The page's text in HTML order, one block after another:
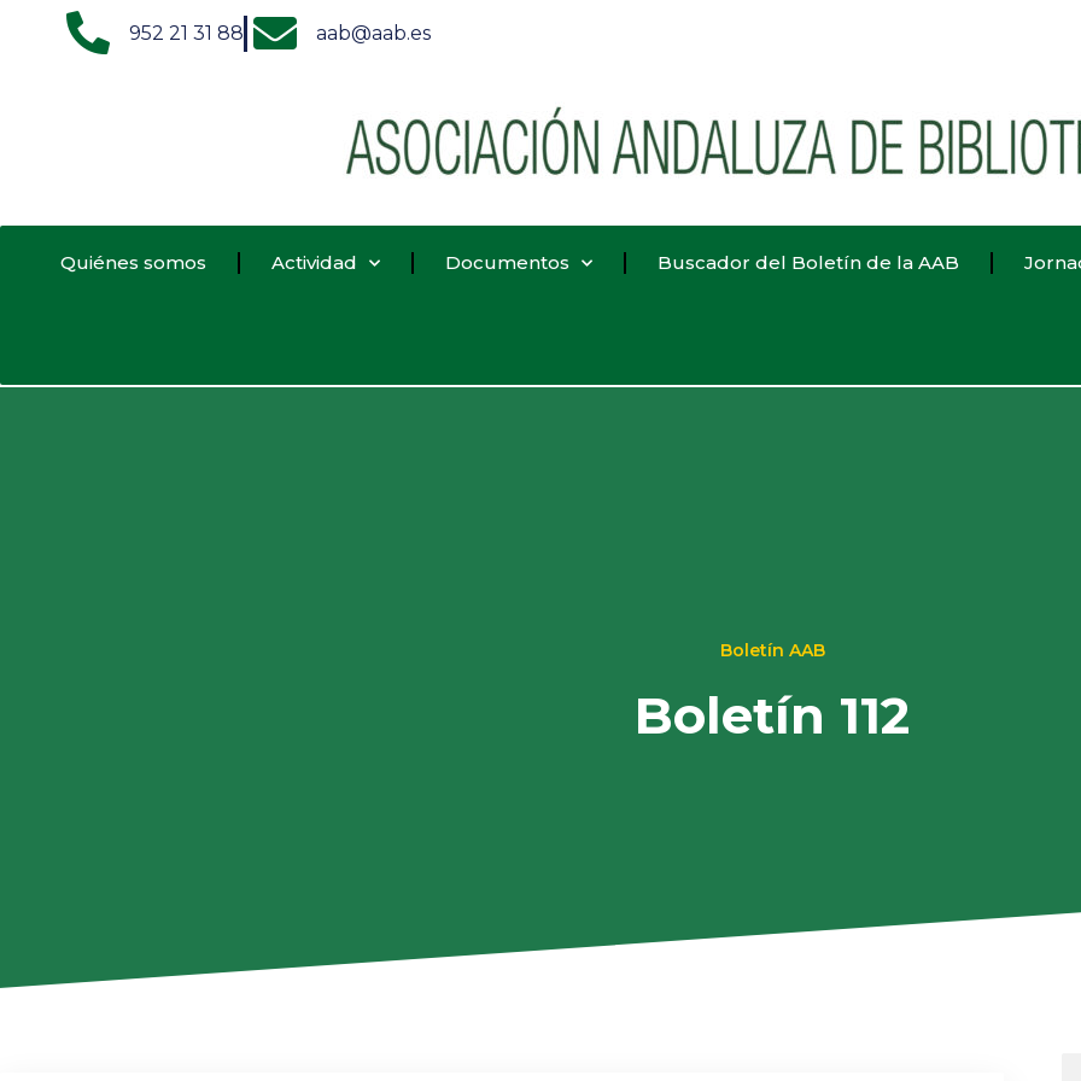
952 21 31 88 aab@aab.es
Quiénes somos Actividad Documentos Buscador del Boletín de la AAB
Boletín AAB
Boletín 112